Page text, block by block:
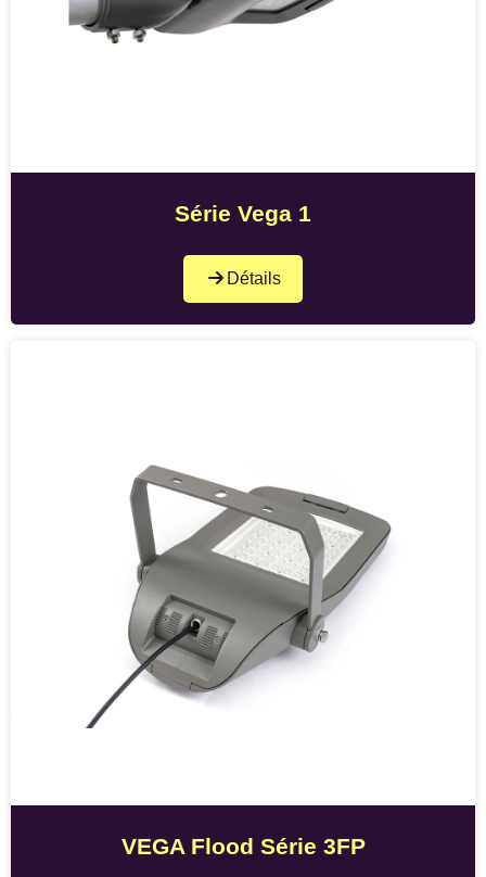
Série Vega 1
Détails
VEGA Flood Série 3FP